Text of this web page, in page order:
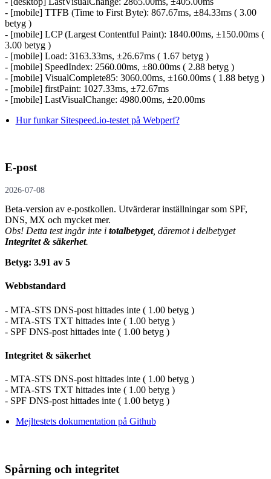
- [mobile] TTFB (Time to First Byte): 867.67ms, ±84.33ms ( 3.00
betyg )
- [mobile] LCP (Largest Contentful Paint): 1840.00ms, ±150.00ms (
3.00 betyg )
- [mobile] Load: 3163.33ms, ±26.67ms ( 1.67 betyg )
- [mobile] SpeedIndex: 2560.00ms, ±80.00ms ( 2.88 betyg )
- [mobile] VisualComplete85: 3060.00ms, ±160.00ms ( 1.88 betyg )
- [mobile] firstPaint: 1027.33ms, ±72.67ms
- [mobile] LastVisualChange: 4980.00ms, ±20.00ms
Hur funkar Sitespeed.io-testet på Webperf?
E-post
2026-07-08
Beta-version av e-postkollen. Utvärderar inställningar som SPF,
DNS, MX och mycket mer.
Obs! Detta test ingår inte i totalbetyget, däremot i delbetyget
Integritet & säkerhet.
Betyg: 3.91 av 5
Webbstandard
- MTA-STS DNS-post hittades inte ( 1.00 betyg )
- MTA-STS TXT hittades inte ( 1.00 betyg )
- SPF DNS-post hittades inte ( 1.00 betyg )
Integritet & säkerhet
- MTA-STS DNS-post hittades inte ( 1.00 betyg )
- MTA-STS TXT hittades inte ( 1.00 betyg )
- SPF DNS-post hittades inte ( 1.00 betyg )
Mejltestets dokumentation på Github
Spårning och integritet